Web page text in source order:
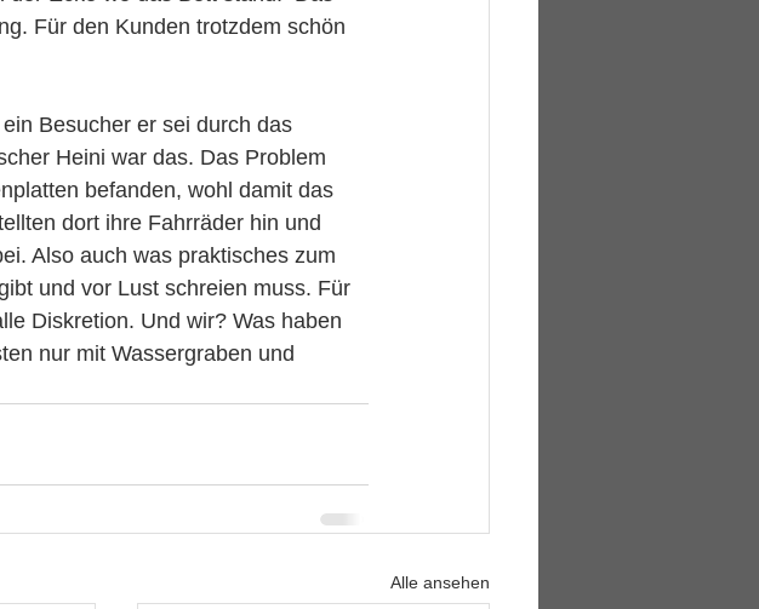
Für den Kunden trotzdem schön
Besucher er sei durch das
Heini war das. Das Problem
befanden, wohl damit das
dort ihre Fahrräder hin und
Also auch was praktisches zum
und vor Lust schreien muss. Für
Diskretion. Und wir? Was haben
nur mit Wassergraben und
Alle ansehen